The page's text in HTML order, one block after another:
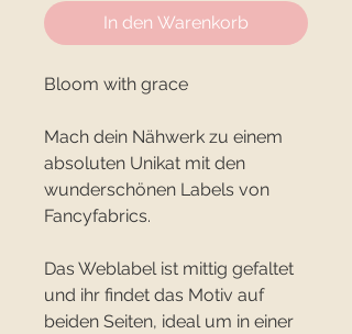
In den Warenkorb
Bloom with grace
Mach dein Nähwerk zu einem
absoluten Unikat mit den
wunderschönen Labels von
Fancyfabrics.
Das Weblabel ist mittig gefaltet
und ihr findet das Motiv auf
beiden Seiten, ideal um in einer